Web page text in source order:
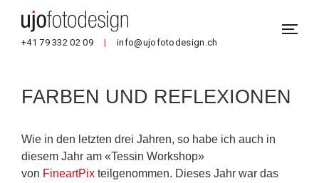
+41 79 332 02 09 | info@ujofotodesign.ch
FARBEN UND REFLEXIONEN
Wie in den letzten drei Jahren, so habe ich auch in
diesem Jahr am «Tessin Workshop»
von FineartPix teilgenommen. Dieses Jahr war das